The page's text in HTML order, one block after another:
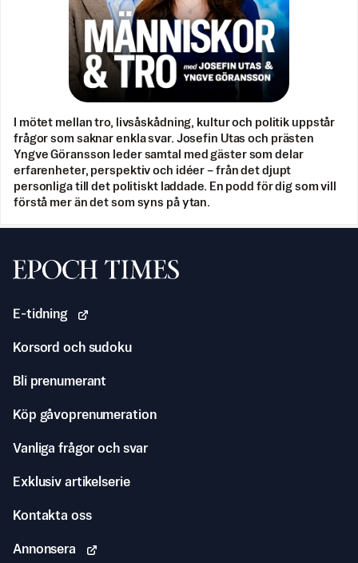
I mötet mellan tro, livsåskådning, kultur och politik uppstår
frågor som saknar enkla svar. Josefin Utas och prästen
Yngve Göransson leder samtal med gäster som delar
erfarenheter, perspektiv och idéer – från det djupt
personliga till det politiskt laddade. En podd för dig som vill
förstå mer än det som syns på ytan.
Svenska Epoch Times
E-tidning
Korsord och sudoku
Bli prenumerant
Köp gåvoprenumeration
Vanliga frågor och svar
Exklusiv artikelserie
Kontakta oss
Annonsera